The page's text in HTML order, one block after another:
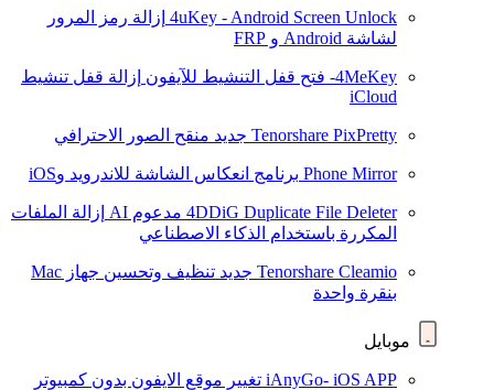
4uKey - Android Screen Unlock إزالة رمز المرور
لشاشة Android و FRP
4MeKey- فتح قفل التنشيط للآيفون
إزالة قفل تنشيط
iCloud
Tenorshare PixPretty جديد منقح الصور الاحترافي
Phone Mirror برنامج انعكاس الشاشة للاندرويد وiOS
4DDiG Duplicate File Deleter مدعوم AI
إزالة الملفات
المكررة باستخدام الذكاء الاصطناعي
Tenorshare Cleamio جديد
تنظيف وتحسين جهاز Mac
بنقرة واحدة
موبايل
iAnyGo- iOS APP تغيير موقع الايفون بدون كمبيوتر